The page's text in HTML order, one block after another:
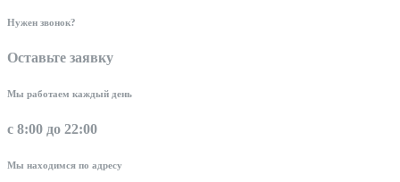
Нужен звонок?
Оставьте заявку
Мы работаем каждый день
с 8:00 до 22:00
Мы находимся по адресу